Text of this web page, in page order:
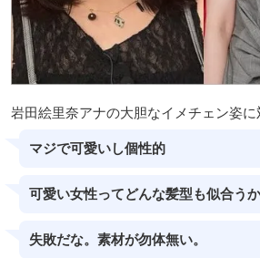
岩田絵里奈アナの大胆なイメチェン姿に
マジで可愛いし個性的
可愛い女性ってどんな髪型も似合う
失敗だな。素材が勿体無い。